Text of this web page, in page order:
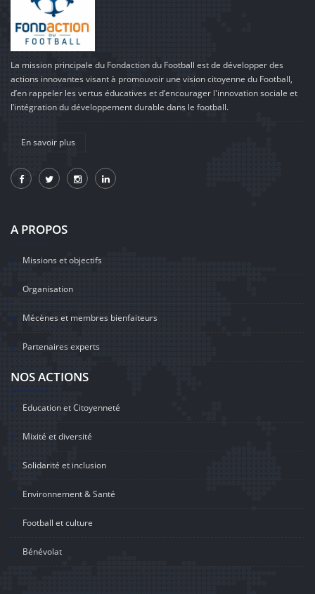
La mission principale du Fondaction du Football est de développer des
actions innovantes visant à promouvoir une vision citoyenne du Football,
d’en rappeler les vertus éducatives et d’encourager l'innovation sociale et
l’intégration du développement durable dans le football.
En savoir plus
A PROPOS
Missions et objectifs
Organisation
Mécènes et membres bienfaiteurs
Partenaires experts
NOS ACTIONS
Education et Citoyenneté
Mixité et diversité
Solidarité et inclusion
Environnement & Santé
Football et culture
Bénévolat